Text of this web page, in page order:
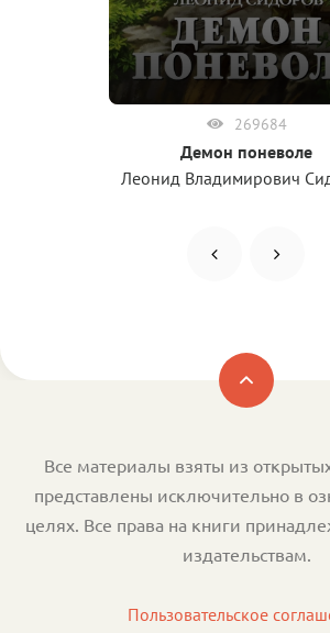
269684
Демон поневоле
Леонид Владимирович
Все материалы взяты из
представлены исключительно в
целях. Все права на книги
издательствам.
Пользовательское